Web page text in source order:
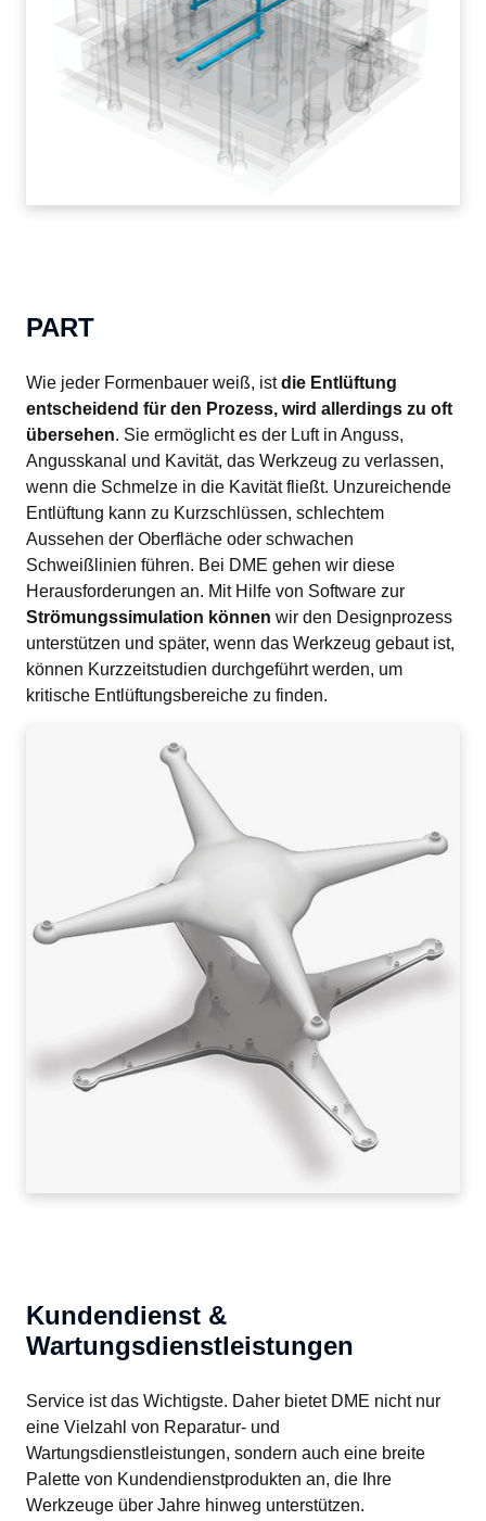
PART
Wie jeder Formenbauer weiß, ist die Entlüftung
entscheidend für den Prozess, wird allerdings zu oft
übersehen. Sie ermöglicht es der Luft in Anguss,
Angusskanal und Kavität, das Werkzeug zu verlassen,
wenn die Schmelze in die Kavität fließt. Unzureichende
Entlüftung kann zu Kurzschlüssen, schlechtem
Aussehen der Oberfläche oder schwachen
Schweißlinien führen. Bei DME gehen wir diese
Strömungssimulation können wir den Designprozess
unterstützen und später, wenn das Werkzeug gebaut ist,
können Kurzzeitstudien durchgeführt werden, um
kritische Entlüftungsbereiche zu finden.
Kundendienst &
Wartungsdienstleistungen
Service ist das Wichtigste. Daher bietet DME nicht nur
eine Vielzahl von Reparatur- und
Wartungsdienstleistungen, sondern auch eine breite
Palette von Kundendienstprodukten an, die Ihre
Werkzeuge über Jahre hinweg unterstützen.